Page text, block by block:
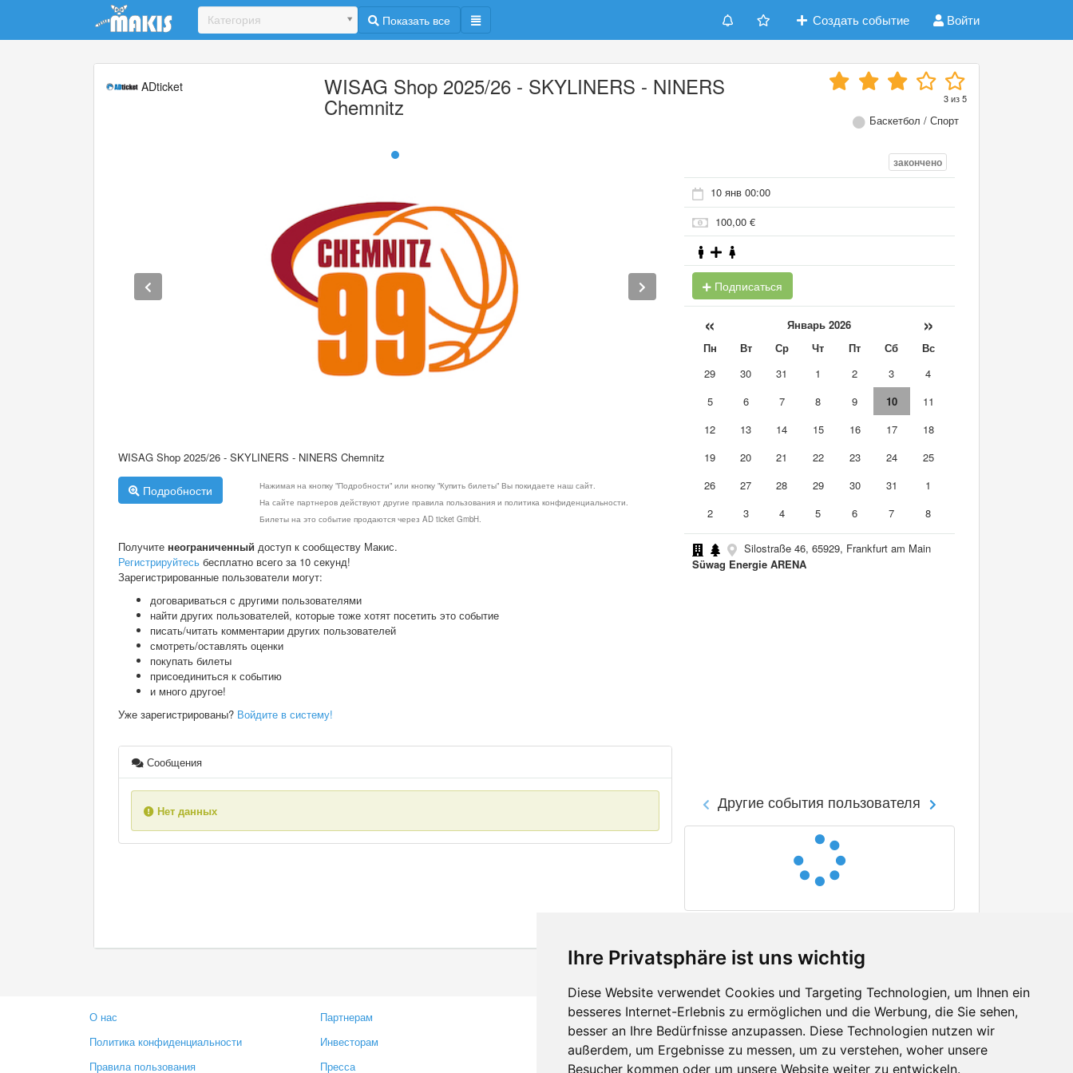
Ihre Privatsphäre ist uns wichtig
Diese Website verwendet Cookies und Targeting Technologien, um Ihnen ein
besseres Internet-Erlebnis zu ermöglichen und die Werbung, die Sie sehen,
besser an Ihre Bedürfnisse anzupassen. Diese Technologien nutzen wir
außerdem, um Ergebnisse zu messen, um zu verstehen, woher unsere
Besucher kommen oder um unsere Website weiter zu entwickeln.
Update cookies preferences
Категория Показать все Создать событие Войти
ADticket WISAG Shop 2025/26 - SKYLINERS - NINERS
Chemnitz 3из5
Баскетбол / Спорт
WISAG Shop 2025/26 - SKYLINERS - NINERS Chemnitz
Подробности
Нажимая на кнопку "Подробности" или кнопку "Купить билеты" Вы покидаете наш сайт.
На сайте партнеров действуют другие правила пользования и политика конфиденциальности.
Билеты на это событие продаются через AD ticket GmbH.
Получите неограниченный доступ к сообществу Макис.
Регистрируйтесь бесплатно всего за 10 секунд!
Зарегистрированные пользователи могут:
договариваться с другими пользователями
найти других пользователей, которые тоже хотят посетить это событие
писать/читать комментарии других пользователей
смотреть/оставлять оценки
покупать билеты
присоединиться к событию
и много другое!
Уже зарегистрированы? Войдите в систему!
Сообщения
Нет данных
закончено
10 янв 00:00
100,00 €
Подписаться
« Январь 2026 »
Пн Вт Ср Чт Пт Сб
Вс
29
30 31 1 2 3
4
5
6 7 8 9 10
11
12
13 14 15 16 17
18
19
20 21 22 23 24
25
26
27 28 29 30 31
1
2
3 4 5 6 7 8
Silostraße 46, 65929, Frankfurt am Main
Süwag Energie ARENA
Другие события пользователя
О нас
Политика конфиденциальности
Правила пользования
Партнерам
Инвесторам
Пресса
Контакты
Оставить отзыв
Сообщить об ошибке
Facebook
Twitter
YouTube